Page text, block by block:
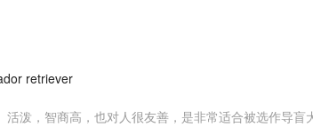
retriever
泼，智商高，也对人很友善，是非常适合被选作导盲